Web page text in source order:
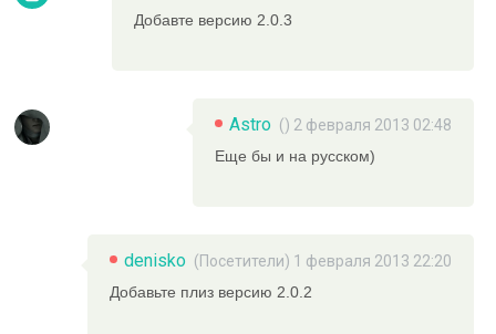
Добавте версию 2.0.3
Astro () 2 февраля 2013 02:48
Еще бы и на русском)
denisko (Посетители) 1 февраля 2013 22:20
Добавьте плиз версию 2.0.2